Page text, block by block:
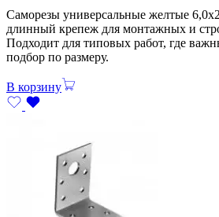
Саморезы универсальные желтые
длинный крепеж для монтажных и
Подходит для типовых работ, где
подбор по размеру.
В корзину